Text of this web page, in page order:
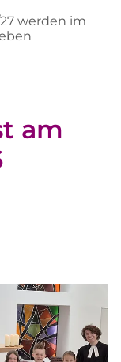
werden im
am